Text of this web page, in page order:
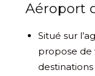
Aéroport
Situé sur
propose de